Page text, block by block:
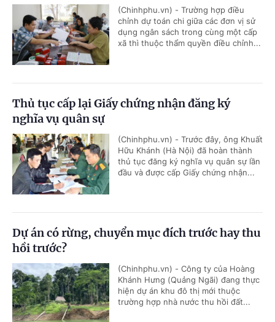
(Chinhphu.vn) - Trường hợp điều
chỉnh dự toán chi giữa các đơn vị sử
dụng ngân sách trong cùng một cấp
xã thì thuộc thẩm quyền điều chỉnh...
Thủ tục cấp lại Giấy chứng nhận đăng ký
nghĩa vụ quân sự
(Chinhphu.vn) - Trước đây, ông Khuất
Hữu Khánh (Hà Nội) đã hoàn thành
thủ tục đăng ký nghĩa vụ quân sự lần
đầu và được cấp Giấy chứng nhận...
Dự án có rừng, chuyển mục đích trước hay thu
hồi trước?
(Chinhphu.vn) - Công ty của Hoàng
Khánh Hưng (Quảng Ngãi) đang thực
hiện dự án khu đô thị mới thuộc
trường hợp nhà nước thu hồi đất...